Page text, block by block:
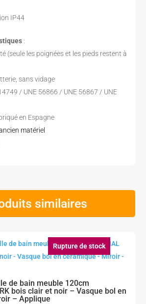
IP44
:
(seule les poignées et les pieds restent à
sans vidage
/ UNE 56866 / UNE 56867 / UNE
en Espagne
matériel
similaires
Rupture de stock
de bain meuble 120cm
bois clair et noir – Vasque bol en
– Applique